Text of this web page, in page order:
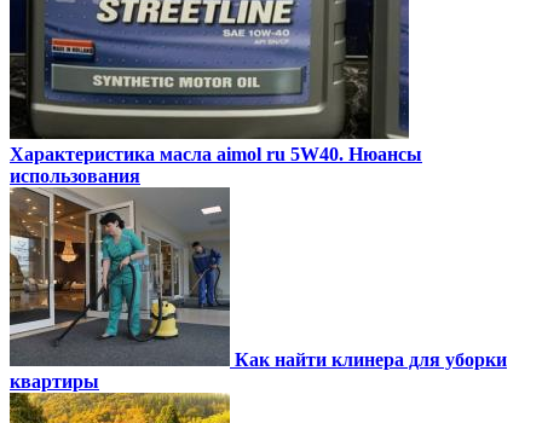
Характеристика масла aimol ru 5W40. Нюансы
использования
Как найти клинера для уборки
квартиры